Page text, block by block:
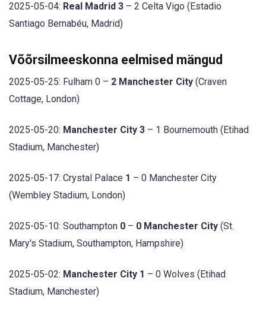
2025-05-04: Real Madrid 3 – 2 Celta Vigo (Estadio
Santiago Bernabéu, Madrid)
Võõrsilmeeskonna eelmised mängud
2025-05-25: Fulham 0 – 2 Manchester City (Craven
Cottage, London)
2025-05-20: Manchester City 3 – 1 Bournemouth (Etihad
Stadium, Manchester)
2025-05-17: Crystal Palace 1 – 0 Manchester City
(Wembley Stadium, London)
2025-05-10: Southampton 0 – 0 Manchester City (St.
Mary's Stadium, Southampton, Hampshire)
2025-05-02: Manchester City 1 – 0 Wolves (Etihad
Stadium, Manchester)